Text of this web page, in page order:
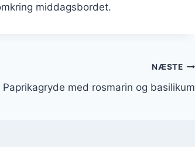
middagsbordet.
NÆSTE
Paprikagryde med rosmarin og basilikum